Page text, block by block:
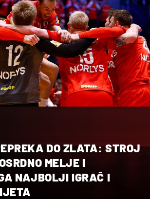
DO ZLATA: STROJ
MELJE I
NAJBOLJI IGRAČ I